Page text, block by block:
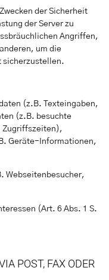
der Sicherheit
der Server zu
Angriffen,
um die
sicherzustellen.
(z.B. Texteingaben,
(z.B. besuchte
Zugriffszeiten),
Geräte-Informationen,
Webseitenbesucher,
(Art. 6 Abs. 1 S.
POST, FAX ODER